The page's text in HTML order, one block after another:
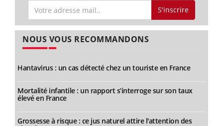
S'inscrire
NOUS VOUS RECOMMANDONS
Hantavirus : un cas détecté chez un touriste en France
Mortalité infantile : un rapport s’interroge sur son taux
élevé en France
Grossesse à risque : ce jus naturel attire l'attention des